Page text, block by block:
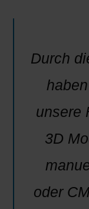
Durch
unsere
3D
oder